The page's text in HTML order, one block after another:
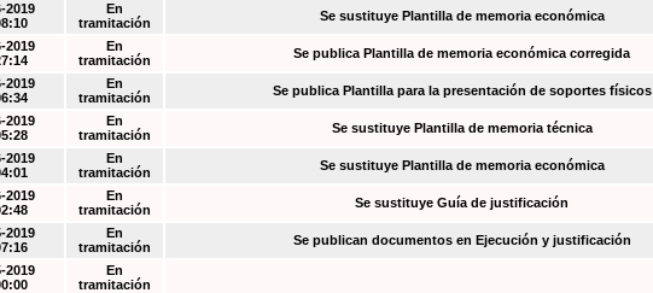
2019
En
tramitación
Se sustituye Plantilla de memoria económica
2019
En
tramitación
Se publica Plantilla de memoria económica corregida
2019
En
tramitación
Se publica Plantilla para la presentación de soportes físicos
2019
En
tramitación
Se sustituye Plantilla de memoria técnica
2019
En
tramitación
Se sustituye Plantilla de memoria económica
2019
En
tramitación
Se sustituye Guía de justificación
2019
En
tramitación
Se publican documentos en Ejecución y justificación
2019
En
tramitación